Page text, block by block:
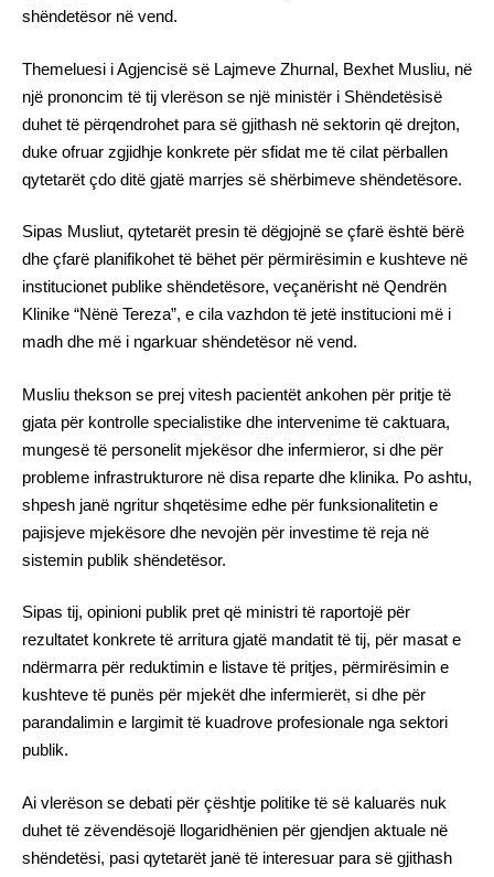
shëndetësor në vend.
Themeluesi i Agjencisë së Lajmeve Zhurnal, Bexhet Musliu, në
një prononcim të tij vlerëson se një ministër i Shëndetësisë
duhet të përqendrohet para së gjithash në sektorin që drejton,
duke ofruar zgjidhje konkrete për sfidat me të cilat përballen
qytetarët çdo ditë gjatë marrjes së shërbimeve shëndetësore.
Sipas Musliut, qytetarët presin të dëgjojnë se çfarë është bërë
dhe çfarë planifikohet të bëhet për përmirësimin e kushteve në
institucionet publike shëndetësore, veçanërisht në Qendrën
Klinike “Nënë Tereza”, e cila vazhdon të jetë institucioni më i
madh dhe më i ngarkuar shëndetësor në vend.
Musliu thekson se prej vitesh pacientët ankohen për pritje të
gjata për kontrolle specialistike dhe intervenime të caktuara,
mungesë të personelit mjekësor dhe infermieror, si dhe për
probleme infrastrukturore në disa reparte dhe klinika. Po ashtu,
shpesh janë ngritur shqetësime edhe për funksionalitetin e
pajisjeve mjekësore dhe nevojën për investime të reja në
sistemin publik shëndetësor.
Sipas tij, opinioni publik pret që ministri të raportojë për
rezultatet konkrete të arritura gjatë mandatit të tij, për masat e
ndërmarra për reduktimin e listave të pritjes, përmirësimin e
kushteve të punës për mjekët dhe infermierët, si dhe për
parandalimin e largimit të kuadrove profesionale nga sektori
publik.
Ai vlerëson se debati për çështje politike të së kaluarës nuk
duhet të zëvendësojë llogaridhënien për gjendjen aktuale në
shëndetësi, pasi qytetarët janë të interesuar para së gjithash